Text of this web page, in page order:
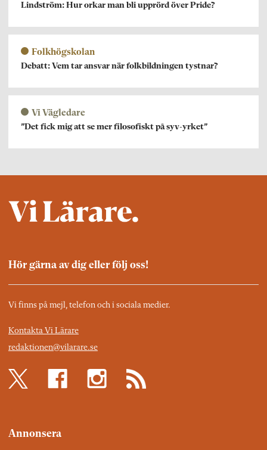
Lindström: Hur orkar man bli upprörd över Pride?
Folkhögskolan
Debatt: Vem tar ansvar när folkbildningen tystnar?
Vi Vägledare
”Det fick mig att se mer filosofiskt på syv-yrket”
Hör gärna av dig eller följ oss!
Vi finns på mejl, telefon och i sociala medier.
Kontakta Vi Lärare
redaktionen@vilarare.se
Annonsera